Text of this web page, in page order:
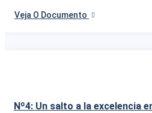
Veja O Documento
Nº4: Un salto a la excelencia